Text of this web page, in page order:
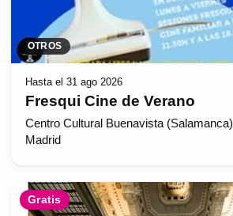
OTROS
Hasta el 31 ago 2026
Fresqui Cine de Verano
Centro Cultural Buenavista (Salamanca)
Madrid
Gratis